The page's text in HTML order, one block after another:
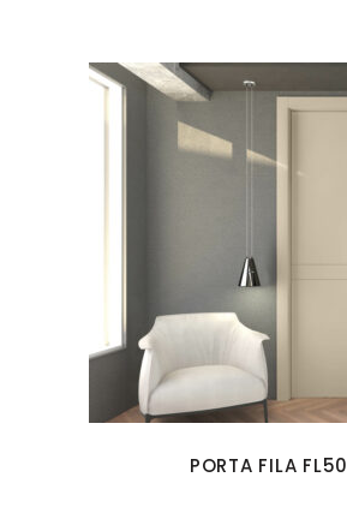
PORTA FILA FL50